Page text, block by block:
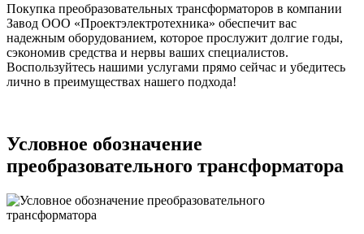
Покупка преобразовательных трансформаторов в компании
Завод ООО «Проектэлектротехника» обеспечит вас
надежным оборудованием, которое прослужит долгие годы,
сэкономив средства и нервы ваших специалистов.
Воспользуйтесь нашими услугами прямо сейчас и убедитесь
лично в преимуществах нашего подхода!
Условное обозначение
преобразовательного трансформатора